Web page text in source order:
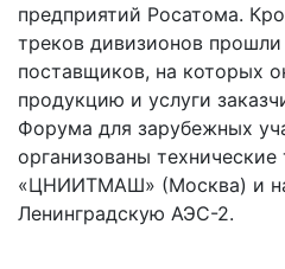
предприятий Росатома.
треков дивизионов прошли
поставщиков, на которых
продукцию и услуги
Форума для зарубежных
организованы
«ЦНИИТМАШ» (Москва) и
Ленинградскую АЭС-2.